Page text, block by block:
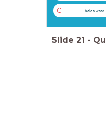
C beide waar
Slide 21 -